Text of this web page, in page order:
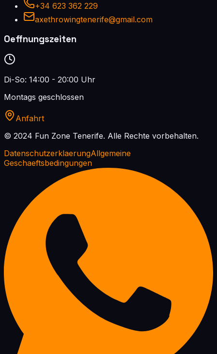
+34 623 362 229
axethrowingtenerife@gmail.com
Oeffnungszeiten
Di-So: 14:00 - 20:00 Uhr
Montags geschlossen
Anfahrt
© 2024 Fun Zone Tenerife. Alle Rechte vorbehalten.
DatenschutzerklaerungAllgemeine
Geschaeftsbedingungen